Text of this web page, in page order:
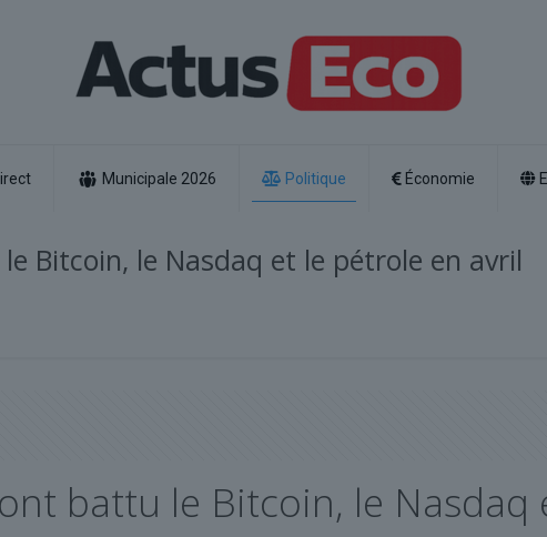
Municipale 2026 Politique Économie
Bitcoin, le Nasdaq et le pétrole en avril
battu le Bitcoin, le Nasdaq